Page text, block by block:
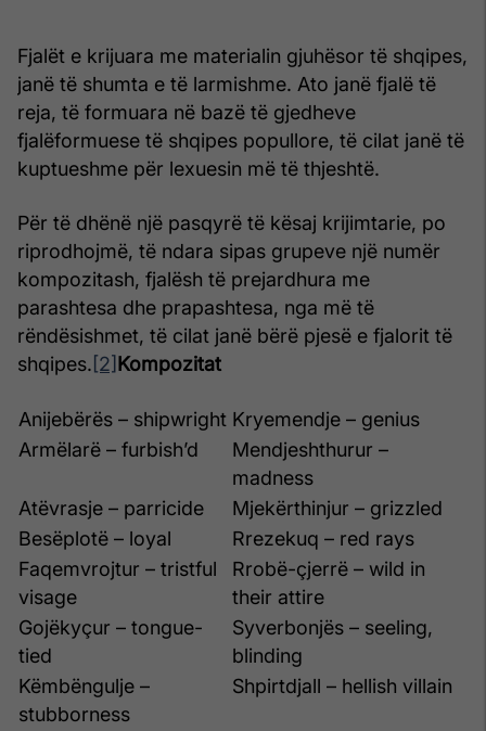
Fjalët e krijuara me materialin gjuhësor të shqipes,
janë të shumta e të larmishme. Ato janë fjalë të
reja, të formuara në bazë të gjedheve
fjalëformuese të shqipes popullore, të cilat janë të
kuptueshme për lexuesin më të thjeshtë.
Për të dhënë një pasqyrë të kësaj krijimtarie, po
riprodhojmë, të ndara sipas grupeve një numër
kompozitash, fjalësh të prejardhura me
parashtesa dhe prapashtesa, nga më të
rëndësishmet, të cilat janë bërë pjesë e fjalorit të
shqipes.[2] Kompozitat
Anijebërës – shipwright Kryemendje – genius
Armëlarë – furbish’d
Mendjeshthurur –
madness
Atëvrasje – parricide
Mjekërthinjur – grizzled
Besëplotë – loyal
Rrezekuq – red rays
Faqemvrojtur – tristful
visage
Rrobë-çjerrë – wild in
their attire
Gojëkyçur – tongue-
tied
Syverbonjës – seeling,
blinding
Këmbëngulje –
stubborness
Shpirtdjall – hellish villain